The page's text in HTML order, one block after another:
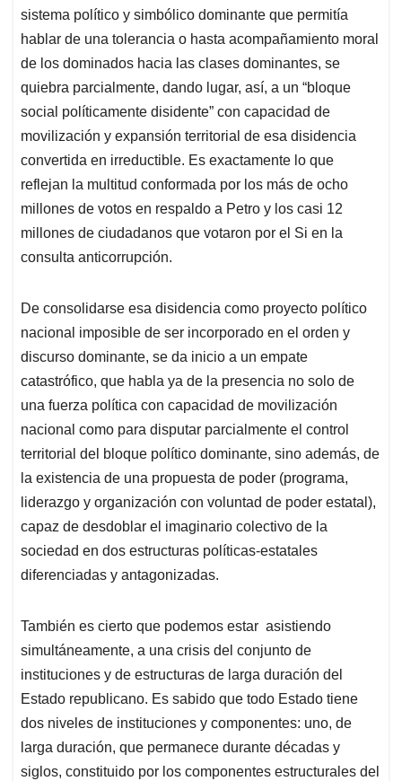
sistema político y simbólico dominante que permitía
hablar de una tolerancia o hasta acompañamiento moral
de los dominados hacia las clases dominantes, se
quiebra parcialmente, dando lugar, así, a un “bloque
social políticamente disidente” con capacidad de
movilización y expansión territorial de esa disidencia
convertida en irreductible. Es exactamente lo que
reflejan la multitud conformada por los más de ocho
millones de votos en respaldo a Petro y los casi 12
millones de ciudadanos que votaron por el Si en la
consulta anticorrupción.
De consolidarse esa disidencia como proyecto político
nacional imposible de ser incorporado en el orden y
discurso dominante, se da inicio a un empate
catastrófico, que habla ya de la presencia no solo de
una fuerza política con capacidad de movilización
nacional como para disputar parcialmente el control
territorial del bloque político dominante, sino además, de
la existencia de una propuesta de poder (programa,
liderazgo y organización con voluntad de poder estatal),
capaz de desdoblar el imaginario colectivo de la
sociedad en dos estructuras políticas-estatales
diferenciadas y antagonizadas.
También es cierto que podemos estar asistiendo
simultáneamente, a una crisis del conjunto de
instituciones y de estructuras de larga duración del
Estado republicano. Es sabido que todo Estado tiene
dos niveles de instituciones y componentes: uno, de
larga duración, que permanece durante décadas y
siglos, constituido por los componentes estructurales del